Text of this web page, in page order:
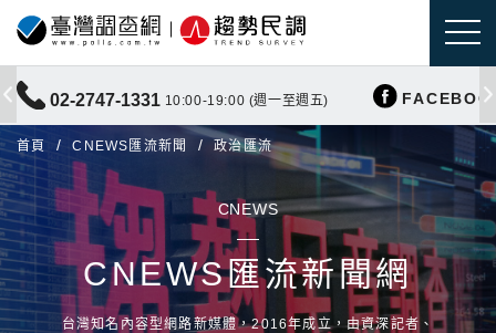
02-2747-1331 10:00-19:00 (週一至週五)
首頁 CNEWS匯流新聞 政治匯流
CNEWS
CNEWS匯流新聞網
台灣知名內容型網路新媒體，2016年成立，由資深記者、